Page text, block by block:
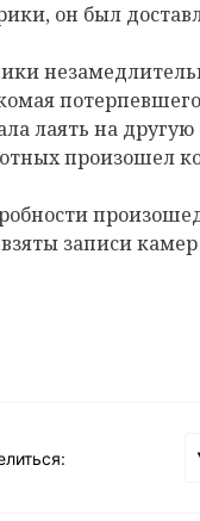
он был
лаять на
произошел
записи